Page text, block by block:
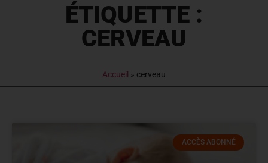
ÉTIQUETTE :
CERVEAU
Accueil » cerveau
ACCÈS ABONNÉ